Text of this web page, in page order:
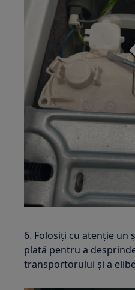
6. Folosiți cu atenție un
plată pentru a
transportorului și a